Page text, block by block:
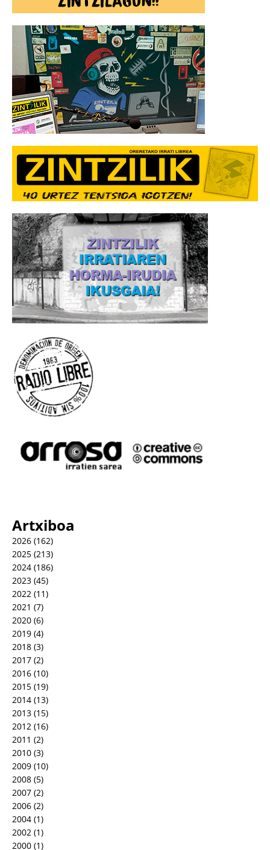
Artxiboa
2026 (162)
2025 (213)
2024 (186)
2023 (45)
2022 (11)
2021 (7)
2020 (6)
2019 (4)
2018 (3)
2017 (2)
2016 (10)
2015 (19)
2014 (13)
2013 (15)
2012 (16)
2011 (2)
2010 (3)
2009 (10)
2008 (5)
2007 (2)
2006 (2)
2004 (1)
2002 (1)
2000 (1)